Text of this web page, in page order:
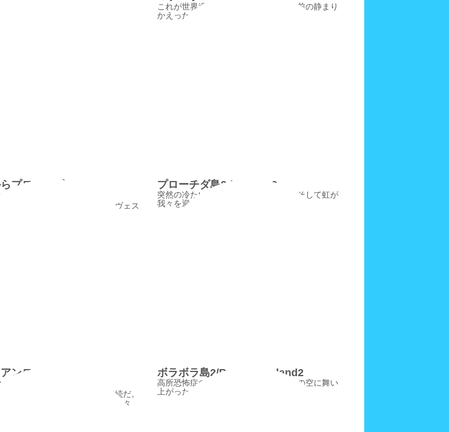
これが世界遺産のサッシ地区か、と眼前の静まり
かえった光景を感慨深く眺めていた。
プローチダへ
ポリを離れ、遠く雪を冠ったヴェス
めながらプローチダ島へ
プローチダ島2 /Procida2
突然の冷たい雨とその後の雹ひょう、そして虹が
我々を迎えた。
ンロッキー
造形美には、驚嘆と感動の連続だ。
中に間借りするように暮らす人々
ボラボラ島2/BoraBoraIsland2
高所恐怖症の吾輩もついにボラボラ島の空に舞い
上がった